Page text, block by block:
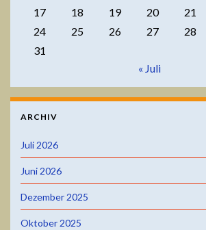
17
18 19 20 21
24
25 26 27 28
31
« Juli
ARCHIV
Juli 2026
Juni 2026
Dezember 2025
Oktober 2025